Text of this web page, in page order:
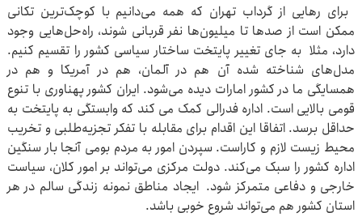
برای رهایی از گرداب تهران که همه می‌دانیم با کوچک‌ترین تکانی
ممکن است از صدها تا میلیون‌ها نفر قربانی شوند، راه‌حل‌هایی وجود
دارد، مثلا به جای تغییر پایتخت ساختار سیاسی کشور را تقسیم کنیم.
مدل‌های شناخته شده آن هم در آلمان، هم در آمریکا و هم در
همسایگی ما در کشور امارات دیده می‌شود. ایران کشور پهناوری با تنوع
قومی بالایی است. اداره فدرالی کمک می کند که وابستگی به پایتخت به
حداقل برسد. اتفاقا این اقدام برای مقابله با تفکر تجزیه‌طلبی و تخریب
محیط زیست لازم و کاراست. سپردن امور به مردم بومی آنجا بار سنگین
اداره کشور را سبک می‌کند. دولت مرکزی می‌تواند بر امور کلان، سیاست
خارجی و دفاعی متمرکز شود. ایجاد مناطق نمونه زندگی سالم در هر
استان کشور هم می‌تواند شروع خوبی باشد.